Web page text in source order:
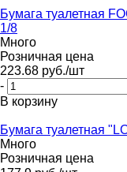
Бумага туалетная
1/8
Много
Розничная цена
223.68 руб./шт
-
В корзину
Бумага туалетная
Много
Розничная цена